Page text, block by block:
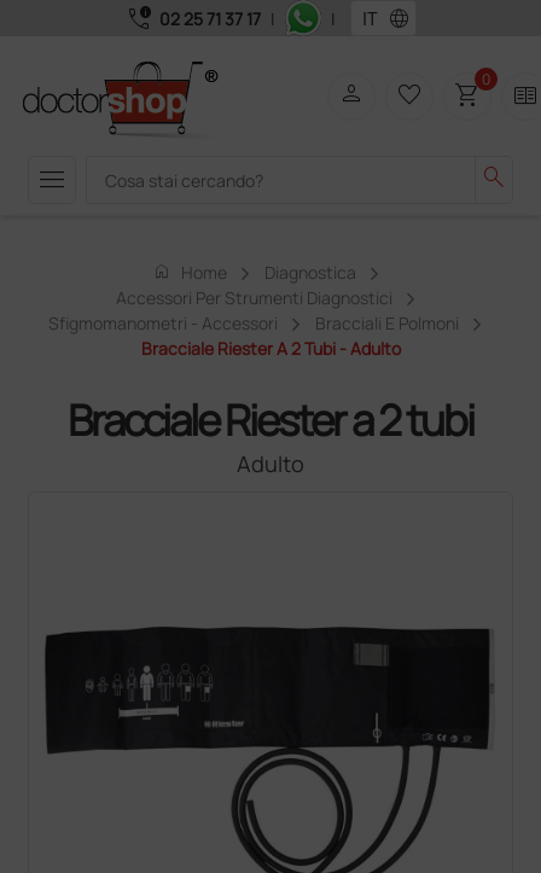
call_quality 02 25 71 37 17 | | language
menu search
person favorite_border shopping_cart0 two_pager
home Home
Diagnostica
Accessori Per Strumenti Diagnostici
Sfigmomanometri - Accessori
Bracciali E Polmoni
Bracciale Riester A 2 Tubi - Adulto
Bracciale Riester a 2 tubi
Adulto